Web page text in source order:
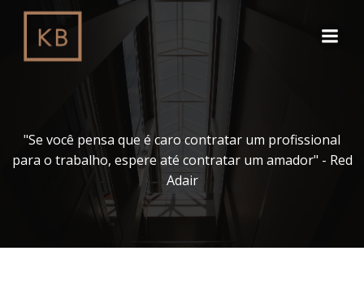
o
conteúdo
"Se você pensa que é caro contratar um profissional
para o trabalho, espere até contratar um amador" - Red
Adair